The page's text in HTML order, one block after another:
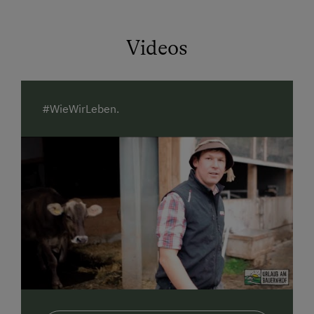
Die Glaselemente im Eingangsbereich wurden mit
ein toller Blickfang in unseren neuen Wohnungen ist.
Überall im Haus wird unsere Liebe zum Detail
sichtbar! Gerne teilen wir unsere Freude darüber mit
Bei uns am Hof erleben Sie Landwirtschaft hautnah.
Besuchen Sie unseren Hofladen mit regionalen
Spezialitäten. Helfen Sie mit bei der Arbeit im Stall
und am Feld oder schauen Sie dem Senn in unserer
hofeigenen Sennerei über die Schultern.
Wir freuen uns auf Ihren Besuch!
Videos
#WieWirLeben.